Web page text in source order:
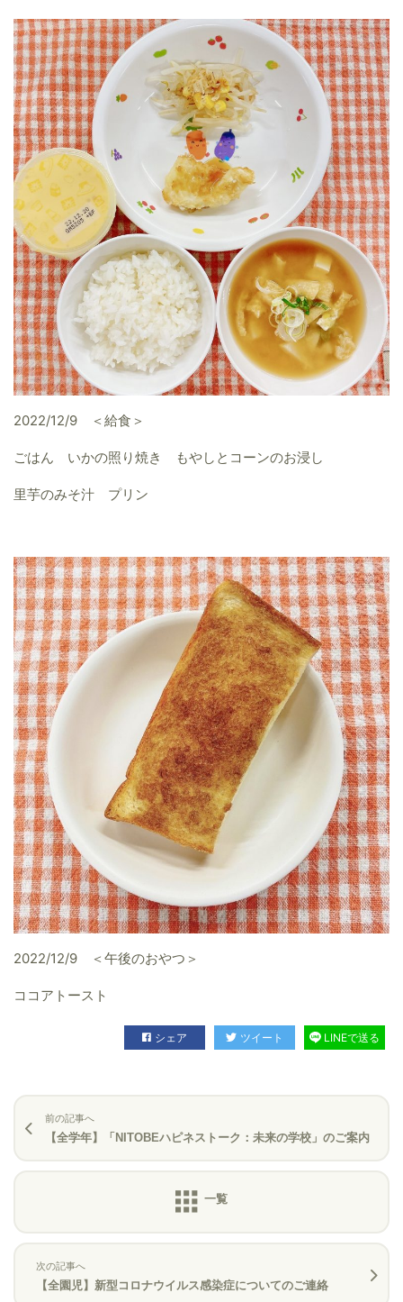
2022/12/9 ＜給食＞
ごはん いかの照り焼き もやしとコーンのお浸し
里芋のみそ汁 プリン
2022/12/9 ＜午後のおやつ＞
ココアトースト
シェア ツイート LINEで送る
前の記事へ
【全学年】「NITOBEハピネストーク：未来の学校」のご案内
次の記事へ
【全園児】新型コロナウイルス感染症についてのご連絡